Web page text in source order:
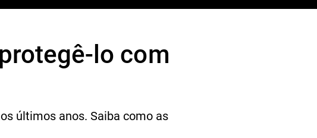
lo com
últimos anos. Saiba como as